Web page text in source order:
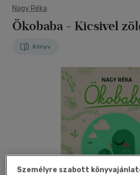
Nagy Réka
Ökobaba - Kicsivel
Könyv
Személyre szabott